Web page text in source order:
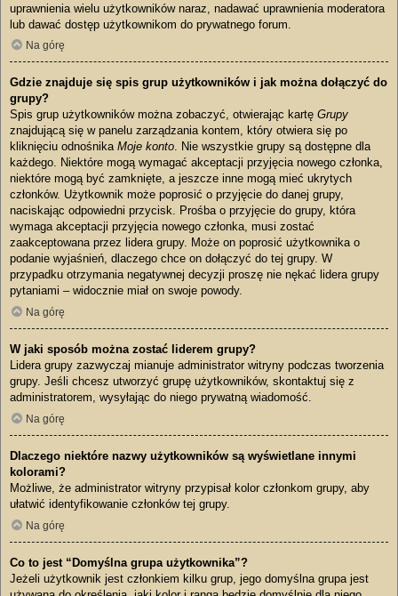
uprawnienia wielu użytkowników naraz, nadawać uprawnienia moderatora
lub dawać dostęp użytkownikom do prywatnego forum.
Na górę
Gdzie znajduje się spis grup użytkowników i jak można dołączyć do
grupy?
Spis grup użytkowników można zobaczyć, otwierając kartę Grupy
znajdującą się w panelu zarządzania kontem, który otwiera się po
kliknięciu odnośnika Moje konto. Nie wszystkie grupy są dostępne dla
każdego. Niektóre mogą wymagać akceptacji przyjęcia nowego członka,
niektóre mogą być zamknięte, a jeszcze inne mogą mieć ukrytych
członków. Użytkownik może poprosić o przyjęcie do danej grupy,
naciskając odpowiedni przycisk. Prośba o przyjęcie do grupy, która
wymaga akceptacji przyjęcia nowego członka, musi zostać
zaakceptowana przez lidera grupy. Może on poprosić użytkownika o
podanie wyjaśnień, dlaczego chce on dołączyć do tej grupy. W
przypadku otrzymania negatywnej decyzji proszę nie nękać lidera grupy
pytaniami – widocznie miał on swoje powody.
Na górę
W jaki sposób można zostać liderem grupy?
Lidera grupy zazwyczaj mianuje administrator witryny podczas tworzenia
grupy. Jeśli chcesz utworzyć grupę użytkowników, skontaktuj się z
administratorem, wysyłając do niego prywatną wiadomość.
Na górę
Dlaczego niektóre nazwy użytkowników są wyświetlane innymi
kolorami?
Możliwe, że administrator witryny przypisał kolor członkom grupy, aby
ułatwić identyfikowanie członków tej grupy.
Na górę
Co to jest “Domyślna grupa użytkownika”?
Jeżeli użytkownik jest członkiem kilku grup, jego domyślna grupa jest